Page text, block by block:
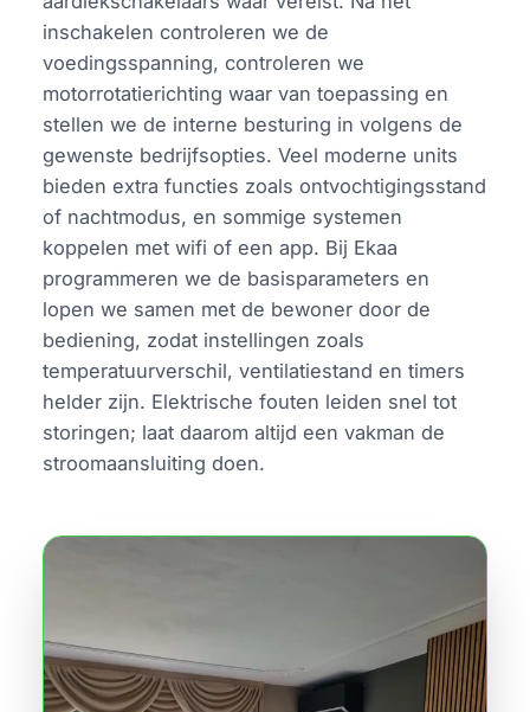
inschakelen controleren we de
voedingsspanning, controleren we
motorrotatierichting waar van toepassing en
stellen we de interne besturing in volgens de
gewenste bedrijfsopties. Veel moderne units
bieden extra functies zoals ontvochtigingsstand
of nachtmodus, en sommige systemen
koppelen met wifi of een app. Bij Ekaa
programmeren we de basisparameters en
lopen we samen met de bewoner door de
bediening, zodat instellingen zoals
temperatuurverschil, ventilatiestand en timers
helder zijn. Elektrische fouten leiden snel tot
storingen; laat daarom altijd een vakman de
stroomaansluiting doen.